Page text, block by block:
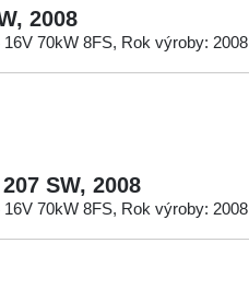
2008
70kW 8FS, Rok výroby: 2008
SW, 2008
70kW 8FS, Rok výroby: 2008